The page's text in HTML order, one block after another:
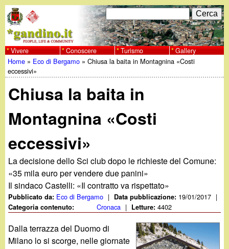
al
contenuto
principale
w
w
w
.
g
a
n
d
F
o
r
m
d
i
i
c
e
r
c
C
e
r
c
a
Vivere Conoscere Turismo Gallery
Tu
sei
qui
Home » Eco di Bergamo »Chiusa la baita in Montagnina «Costi
eccessivi»
Chiusa la baita in
Montagnina «Costi
eccessivi»
La decisione dello Sci club dopo le richieste del Comune:
«35 mila euro per vendere due panini»
Il sindaco Castelli: «Il contratto va rispettato»
Pubblicato da: Eco di Bergamo | Data pubblicazione: 19/01/2017 |
Categoria contenuto: Cronaca | Letture:4402
Dalla terrazza del Duomo di
Milano lo si scorge, nelle giornate